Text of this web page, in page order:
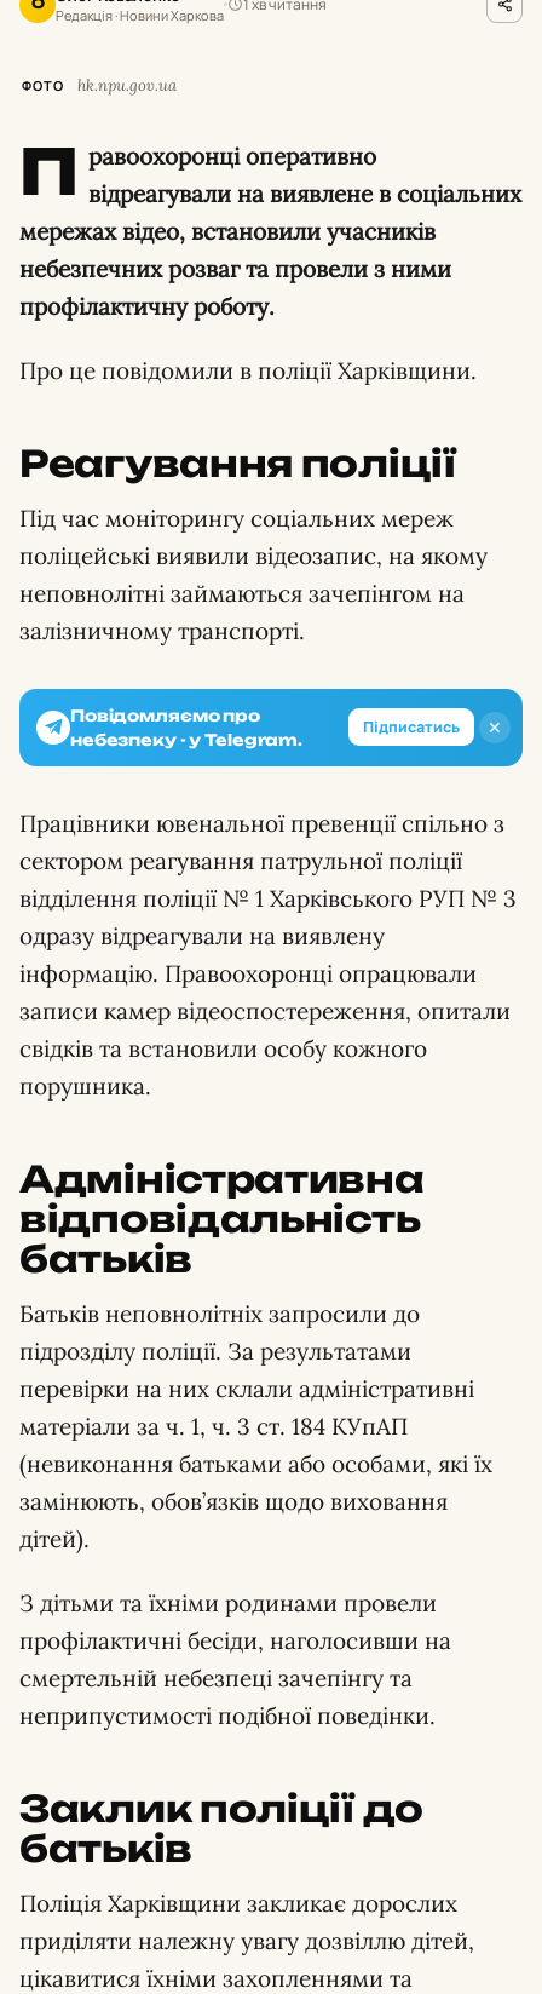
О
Редакція · Новини Харкова
ФОТО hk.npu.gov.ua
П равоохоронці оперативно
відреагували на виявлене в соціальних
мережах відео, встановили учасників
небезпечних розваг та провели з ними
профілактичну роботу.
Про це повідомили в поліції Харківщини.
Реагування поліції
Під час моніторингу соціальних мереж
поліцейські виявили відеозапис, на якому
неповнолітні займаються зачепінгом на
залізничному транспорті.
✕
Повідомляємо про
небезпеку - у Telegram.
Підписатись
Працівники ювенальної превенції спільно з
сектором реагування патрульної поліції
відділення поліції № 1 Харківського РУП № 3
одразу відреагували на виявлену
інформацію. Правоохоронці опрацювали
записи камер відеоспостереження, опитали
свідків та встановили особу кожного
порушника.
Адміністративна
відповідальність
батьків
Батьків неповнолітніх запросили до
підрозділу поліції. За результатами
перевірки на них склали адміністративні
матеріали за ч. 1, ч. 3 ст. 184 КУпАП
(невиконання батьками або особами, які їх
замінюють, обов’язків щодо виховання
дітей).
З дітьми та їхніми родинами провели
профілактичні бесіди, наголосивши на
смертельній небезпеці зачепінгу та
неприпустимості подібної поведінки.
Заклик поліції до
батьків
Поліція Харківщини закликає дорослих
приділяти належну увагу дозвіллю дітей,
цікавитися їхніми захопленнями та